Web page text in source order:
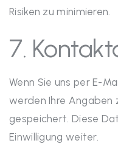
Risiken zu minimieren.
7.
Wenn Sie uns per E-
werden Ihre
gespeichert. Diese
Einwilligung weiter.